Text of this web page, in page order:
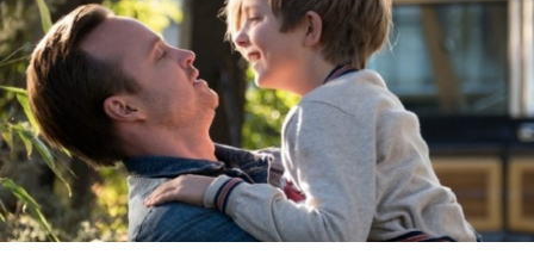
Политика
Образование
В мире
Культура
Авто, мото